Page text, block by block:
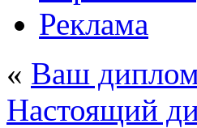
Реклама
« Ваш
Настоящий